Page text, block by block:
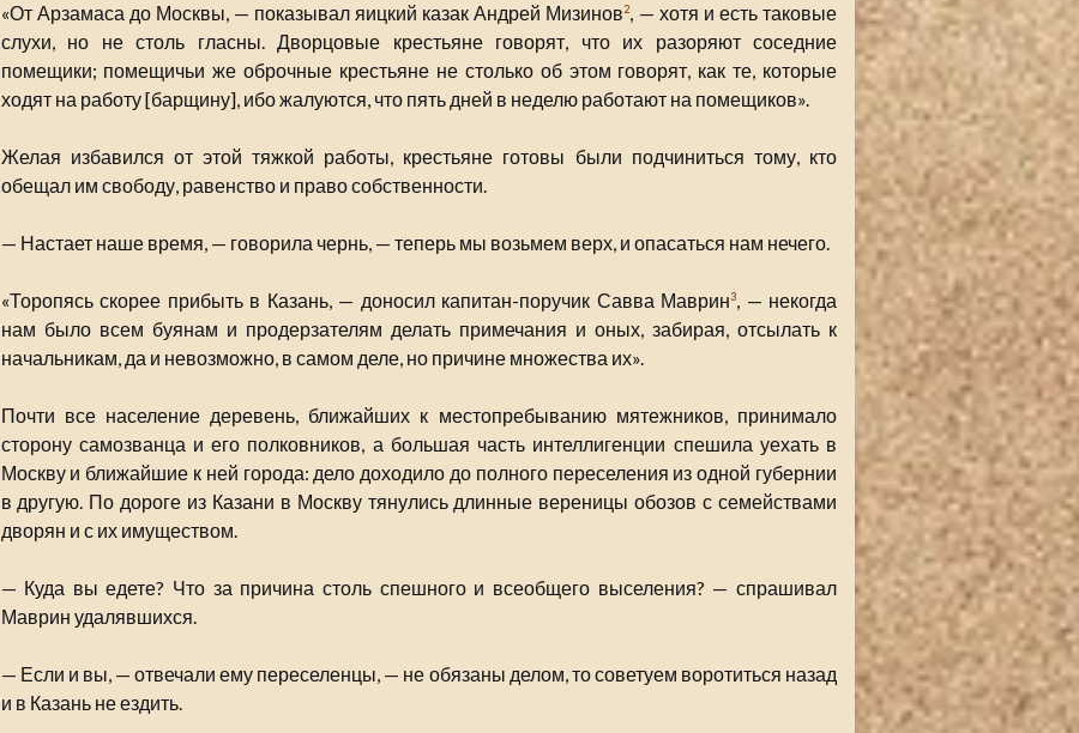
«От Арзамаса до Москвы, — показывал яицкий казак Андрей Мизинов2, — хотя и есть таковые
слухи, но не столь гласны. Дворцовые крестьяне говорят, что их разоряют соседние
помещики; помещичьи же оброчные крестьяне не столько об этом говорят, как те, которые
ходят на работу [барщину], ибо жалуются, что пять дней в неделю работают на помещиков».
Желая избавился от этой тяжкой работы, крестьяне готовы были подчиниться тому, кто
обещал им свободу, равенство и право собственности.
— Настает наше время, — говорила чернь, — теперь мы возьмем верх, и опасаться нам нечего.
«Торопясь скорее прибыть в Казань, — доносил капитан-поручик Савва Маврин3, — некогда
нам было всем буянам и продерзателям делать примечания и оных, забирая, отсылать к
начальникам, да и невозможно, в самом деле, но причине множества их».
Почти все население деревень, ближайших к местопребыванию мятежников, принимало
сторону самозванца и его полковников, а большая часть интеллигенции спешила уехать в
Москву и ближайшие к ней города: дело доходило до полного переселения из одной губернии
в другую. По дороге из Казани в Москву тянулись длинные вереницы обозов с семействами
дворян и с их имуществом.
— Куда вы едете? Что за причина столь спешного и всеобщего выселения? — спрашивал
Маврин удалявшихся.
— Если и вы, — отвечали ему переселенцы, — не обязаны делом, то советуем воротиться назад
и в Казань не ездить.